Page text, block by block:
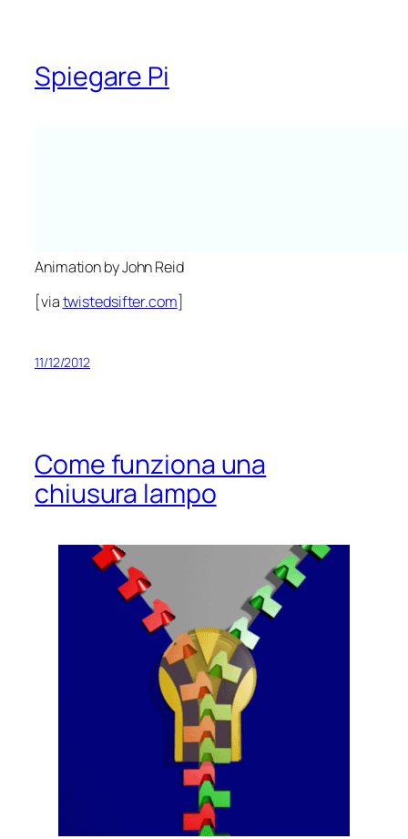
Spiegare Pi
Animation by John Reid
[viatwistedsifter.com]
11/12/2012
Come funziona una
chiusura lampo